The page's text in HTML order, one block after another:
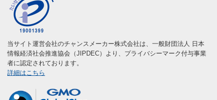
当サイト運営会社のチャンスメーカー株式会社は、一般財団法人 日本
情報経済社会推進協会（JIPDEC）より、プライバシーマーク付与事業
者に認定されております。
詳細はこちら